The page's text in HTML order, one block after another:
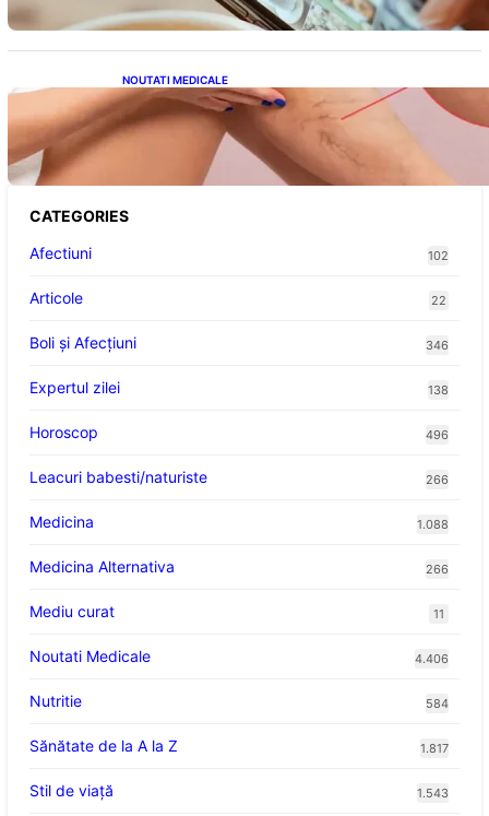
NOUTATI MEDICALE
Varicele și Umflarea Picioarelor pe Caniculă:
Înțelegerea Simptomelor și Măsurilor de
Prevenție
CATEGORIES
Afectiuni
102
Articole 22
Boli și Afecțiuni 346
Expertul zilei 138
Horoscop 496
Leacuri babesti/naturiste 266
Medicina 1.088
Medicina Alternativa 266
Mediu curat 11
Noutati Medicale 4.406
Nutritie 584
Sănătate de la A la Z 1.817
Stil de viaţă 1.543